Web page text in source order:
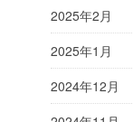
2025年2月
2025年1月
2024年12月